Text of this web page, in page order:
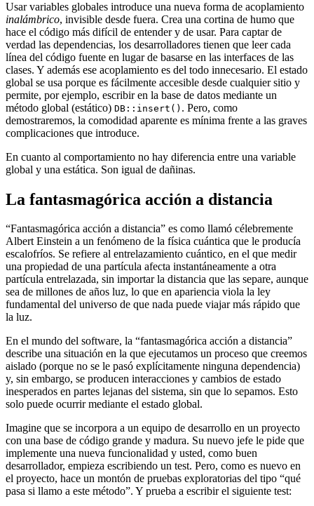
Usar variables globales introduce una nueva forma de acoplamiento
inalámbrico, invisible desde fuera. Crea una cortina de humo que
hace el código más difícil de entender y de usar. Para captar de
verdad las dependencias, los desarrolladores tienen que leer cada
línea del código fuente en lugar de basarse en las interfaces de las
clases. Y además ese acoplamiento es del todo innecesario. El estado
global se usa porque es fácilmente accesible desde cualquier sitio y
permite, por ejemplo, escribir en la base de datos mediante un
método global (estático) DB::insert() . Pero, como
demostraremos, la comodidad aparente es mínima frente a las graves
complicaciones que introduce.
En cuanto al comportamiento no hay diferencia entre una variable
global y una estática. Son igual de dañinas.
La fantasmagórica acción a distancia
“Fantasmagórica acción a distancia” es como llamó célebremente
Albert Einstein a un fenómeno de la física cuántica que le producía
escalofríos. Se refiere al entrelazamiento cuántico, en el que medir
una propiedad de una partícula afecta instantáneamente a otra
partícula entrelazada, sin importar la distancia que las separe, aunque
sea de millones de años luz, lo que en apariencia viola la ley
fundamental del universo de que nada puede viajar más rápido que
la luz.
En el mundo del software, la “fantasmagórica acción a distancia”
describe una situación en la que ejecutamos un proceso que creemos
aislado (porque no se le pasó explícitamente ninguna dependencia)
y, sin embargo, se producen interacciones y cambios de estado
inesperados en partes lejanas del sistema, sin que lo sepamos. Esto
solo puede ocurrir mediante el estado global.
Imagine que se incorpora a un equipo de desarrollo en un proyecto
con una base de código grande y madura. Su nuevo jefe le pide que
implemente una nueva funcionalidad y usted, como buen
desarrollador, empieza escribiendo un test. Pero, como es nuevo en
el proyecto, hace un montón de pruebas exploratorias del tipo “qué
pasa si llamo a este método”. Y prueba a escribir el siguiente test: